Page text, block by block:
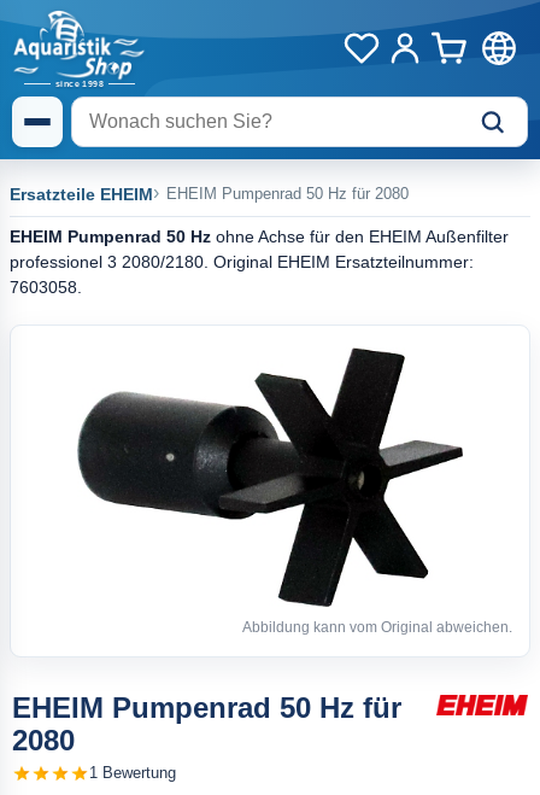
Ersatzteile EHEIM EHEIM Pumpenrad 50 Hz für 2080
EHEIM Pumpenrad 50 Hz ohne Achse für den EHEIM Außenfilter
professionel 3 2080/2180. Original EHEIM Ersatzteilnummer:
7603058.
Abbildung kann vom Original abweichen.
EHEIM Pumpenrad 50 Hz für
2080
1 Bewertung